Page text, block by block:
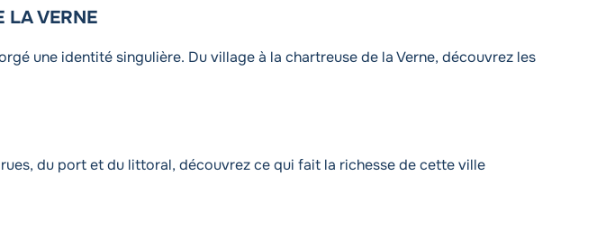
LA VERNE
une identité singulière. Du village à la chartreuse de la Verne, découvrez les
du port et du littoral, découvrez ce qui fait la richesse de cette ville